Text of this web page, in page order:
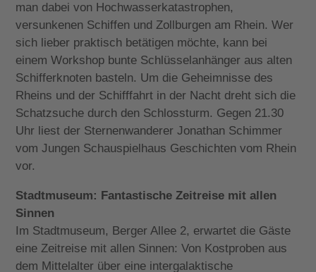
man dabei von Hochwasserkatastrophen,
versunkenen Schiffen und Zollburgen am Rhein. Wer
sich lieber praktisch betätigen möchte, kann bei
einem Workshop bunte Schlüsselanhänger aus alten
Schifferknoten basteln. Um die Geheimnisse des
Rheins und der Schifffahrt in der Nacht dreht sich die
Schatzsuche durch den Schlossturm. Gegen 21.30
Uhr liest der Sternenwanderer Jonathan Schimmer
vom Jungen Schauspielhaus Geschichten vom Rhein
vor.
Stadtmuseum: Fantastische Zeitreise mit allen
Sinnen
Im Stadtmuseum, Berger Allee 2, erwartet die Gäste
eine Zeitreise mit allen Sinnen: Von Kostproben aus
dem Mittelalter über eine intergalaktische